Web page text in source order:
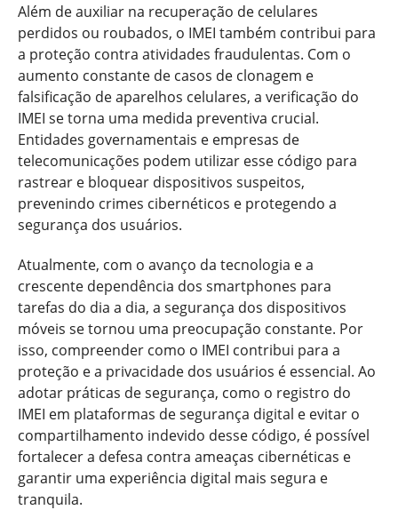
Além de auxiliar na recuperação de celulares
perdidos ou roubados, o IMEI também contribui para
a proteção contra atividades fraudulentas. Com o
aumento constante de casos de clonagem e
falsificação de aparelhos celulares, a verificação do
IMEI se torna uma medida preventiva crucial.
Entidades governamentais e empresas de
telecomunicações podem utilizar esse código para
rastrear e bloquear dispositivos suspeitos,
prevenindo crimes cibernéticos e protegendo a
segurança dos usuários.
Atualmente, com o avanço da tecnologia e a
crescente dependência dos smartphones para
tarefas do dia a dia, a segurança dos dispositivos
móveis se tornou uma preocupação constante. Por
isso, compreender como o IMEI contribui para a
proteção e a privacidade dos usuários é essencial. Ao
adotar práticas de segurança, como o registro do
IMEI em plataformas de segurança digital e evitar o
compartilhamento indevido desse código, é possível
fortalecer a defesa contra ameaças cibernéticas e
garantir uma experiência digital mais segura e
tranquila.